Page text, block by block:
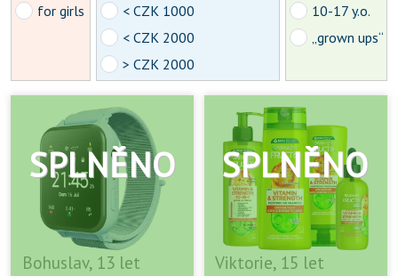
for girls
< CZK 1000
< CZK 2000
> CZK 2000
10-17 y.o.
„grown ups“
Bohuslav, 13 let Viktorie, 15 let